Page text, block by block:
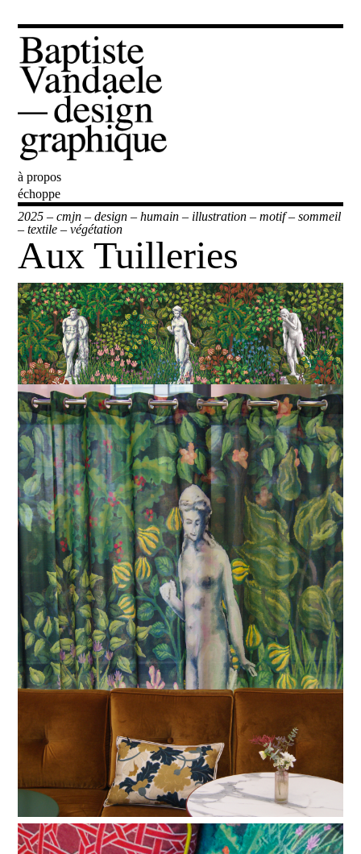
Baptiste Vandaele
à propos
échoppe
2025 –cmjn –design –humain – illustration –motif–sommeil
–textile –végétation
Aux Tuilleries